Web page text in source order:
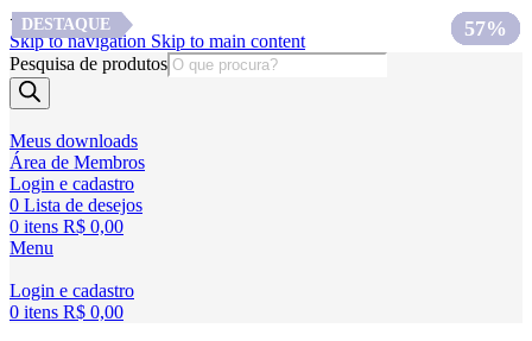
<
Skip to navigation Skip to main content
Pesquisa de produtos
Meus downloads
Área de Membros
Login e cadastro
0 Lista de desejos
0 itens R$ 0,00
Menu
Login e cadastro
0 itens R$ 0,00
75%
DESTAQUE 63%
75%
DESTAQUE 70%
63%
DESTAQUE 57%
57%